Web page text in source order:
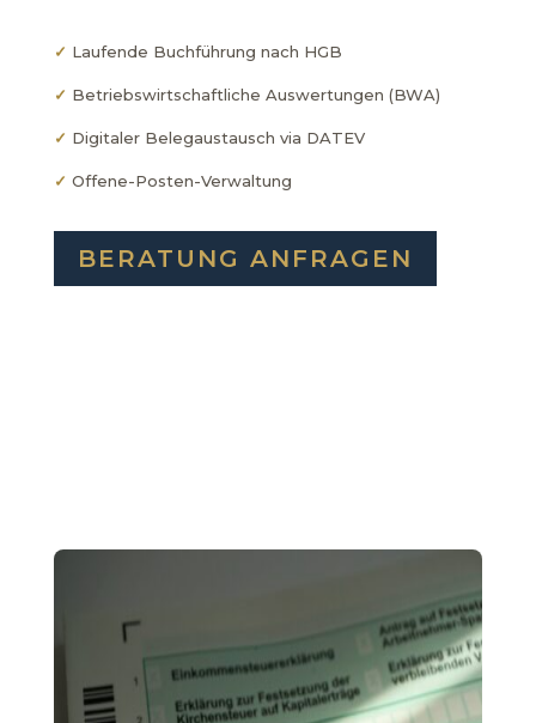
✓ Laufende Buchführung nach HGB
✓ Betriebswirtschaftliche Auswertungen (BWA)
✓ Digitaler Belegaustausch via DATEV
✓ Offene-Posten-Verwaltung
BERATUNG ANFRAGEN